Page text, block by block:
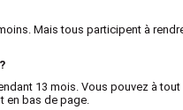
Mais tous participent à
13 mois. Vous pouvez à
en bas de page.